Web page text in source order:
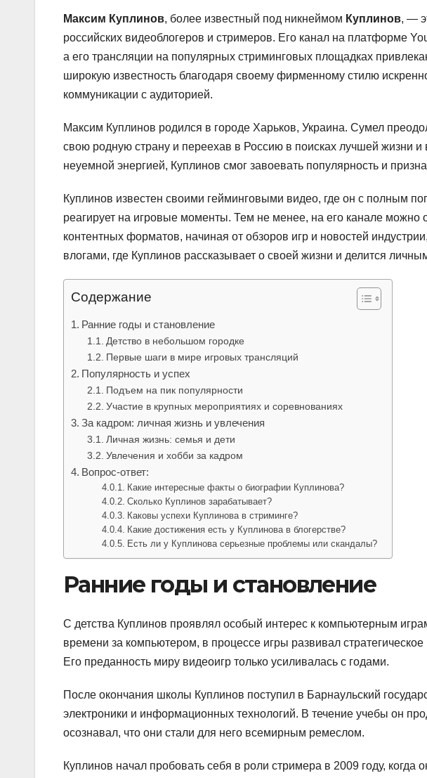
Максим Куплинов, более известный под никнеймом Куплинов, —
российских видеоблогеров и стримеров. Его канал на платформе
а его трансляции на популярных стриминговых площадках
широкую известность благодаря своему фирменному стилю
коммуникации с аудиторией.
Максим Куплинов родился в городе Харьков, Украина. Сумел
свою родную страну и переехав в Россию в поисках лучшей жизни
неуемной энергией, Куплинов смог завоевать популярность и
Куплинов известен своими гейминговыми видео, где он с полным
реагирует на игровые моменты. Тем не менее, на его канале можно
контентных форматов, начиная от обзоров игр и новостей
влогами, где Куплинов рассказывает о своей жизни и делится
Содержание
Ранние годы и становление
Детство в небольшом городке
Первые шаги в мире игровых трансляций
Популярность и успех
Подъем на пик популярности
Участие в крупных мероприятиях и соревнованиях
За кадром: личная жизнь и увлечения
Личная жизнь: семья и дети
Увлечения и хобби за кадром
Вопрос-ответ:
Какие интересные факты о биографии Куплинова?
Сколько Куплинов зарабатывает?
Каковы успехи Куплинова в стриминге?
Какие достижения есть у Куплинова в блогерстве?
Есть ли у Куплинова серьезные проблемы или скандалы?
Ранние годы и становление
С детства Куплинов проявлял особый интерес к компьютерным
времени за компьютером, в процессе игры развивал
Его преданность миру видеоигр только усиливалась с годами.
После окончания школы Куплинов поступил в Барнаульский
электроники и информационных технологий. В течение учебы он
осознавал, что они стали для него всемирным ремеслом.
Куплинов начал пробовать себя в роли стримера в 2009 году, когда